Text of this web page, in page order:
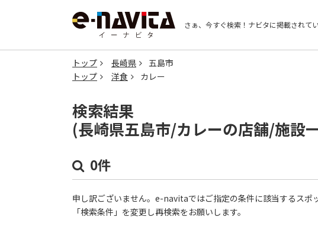
さぁ、今すぐ検索！ ナビタに掲載されて
トップ 長崎県
五島市
トップ
洋食 カレー
検索結果
(長崎県五島市/カレーの店舗/施設一
0件
申し訳ございません。e-navitaではご指定の条件に該当するスポ
「検索条件」を変更し再検索をお願いします。